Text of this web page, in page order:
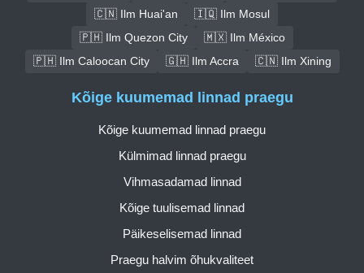
🇨🇳 Ilm Huai'an
🇮🇶 Ilm Mosul
🇵🇭 Ilm Quezon City
🇲🇽 Ilm México
🇵🇭 Ilm Caloocan City
🇬🇭 Ilm Accra 🇨🇳 Ilm Xining
Kõige kuumemad linnad praegu
Kõige kuumemad linnad praegu
Külmimad linnad praegu
Vihmasadamad linnad
Kõige tuulisemad linnad
Päikeselisemad linnad
Praegu halvim õhukvaliteet